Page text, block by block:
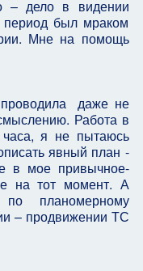
– дело в видении
был мраком
Мне на помощь
даже не
Работа в
часа, я не пытаюсь
явный план -
в мое привычное-
на тот момент. А
планомерному
– продвижении ТС